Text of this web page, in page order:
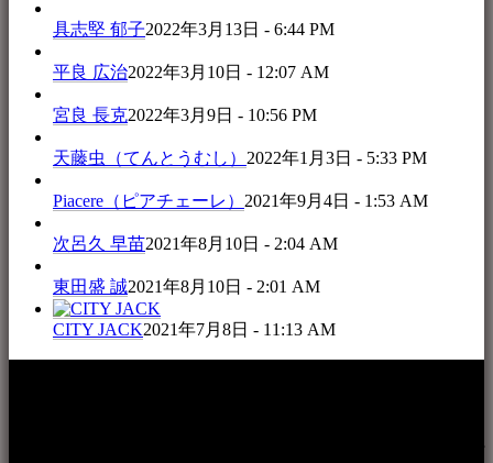
具志堅 郁子2022年3月13日 - 6:44 PM
平良 広治2022年3月10日 - 12:07 AM
宮良 長克2022年3月9日 - 10:56 PM
天藤虫（てんとうむし） 2022年1月3日 - 5:33 PM
Piacere（ピアチェーレ） 2021年9月4日 - 1:53 AM
次呂久 早苗2021年8月10日 - 2:04 AM
東田盛 誠2021年8月10日 - 2:01 AM
CITY JACK2021年7月8日 - 11:13 AM